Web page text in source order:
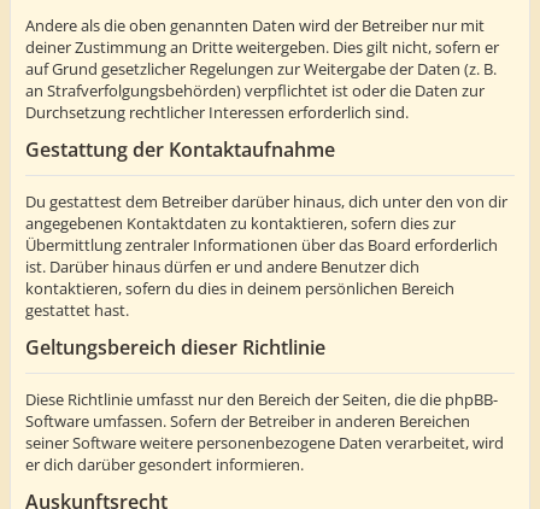
Andere als die oben genannten Daten wird der Betreiber nur mit
deiner Zustimmung an Dritte weitergeben. Dies gilt nicht, sofern er
auf Grund gesetzlicher Regelungen zur Weitergabe der Daten (z. B.
an Strafverfolgungsbehörden) verpflichtet ist oder die Daten zur
Durchsetzung rechtlicher Interessen erforderlich sind.
Gestattung der Kontaktaufnahme
Du gestattest dem Betreiber darüber hinaus, dich unter den von dir
angegebenen Kontaktdaten zu kontaktieren, sofern dies zur
Übermittlung zentraler Informationen über das Board erforderlich
ist. Darüber hinaus dürfen er und andere Benutzer dich
kontaktieren, sofern du dies in deinem persönlichen Bereich
gestattet hast.
Geltungsbereich dieser Richtlinie
Diese Richtlinie umfasst nur den Bereich der Seiten, die die phpBB-
Software umfassen. Sofern der Betreiber in anderen Bereichen
seiner Software weitere personenbezogene Daten verarbeitet, wird
er dich darüber gesondert informieren.
Auskunftsrecht